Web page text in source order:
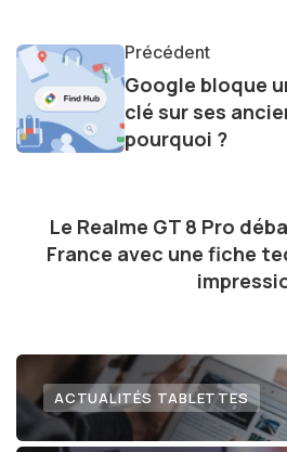
et bien d'autres gadgets
d'une curiosité insatiable,
dernières tendances et
avec enthousiasme mes
l'exploration constante des
technologie me permet de
lecteurs un aperçu
numérique nous réserve.
Précédent
Google bloque
clé sur ses
pourquoi ?
Le Realme GT 8 Pro
France avec une fiche
ACTUALITÉS TABLETTES